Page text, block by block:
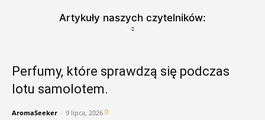
Artykuły naszych czytelników:
Perfumy, które sprawdzą się podczas
lotu samolotem.
AromaSeeker - 9 lipca, 2026 0